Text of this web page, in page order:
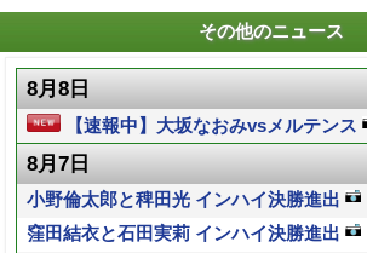
その他のニュース
8月8日
【速報中】大坂なおみvsメルテンス
8月7日
小野倫太郎と稗田光 インハイ決勝進出
窪田結衣と石田実莉 インハイ決勝進出